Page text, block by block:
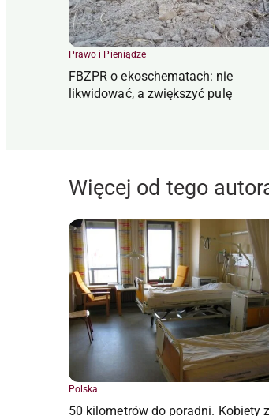
Prawo i Pieniądze
FBZPR o ekoschematach: nie
likwidować, a zwiększyć pulę
Więcej od tego
Polska
50 kilometrów do poradni. Kobiety